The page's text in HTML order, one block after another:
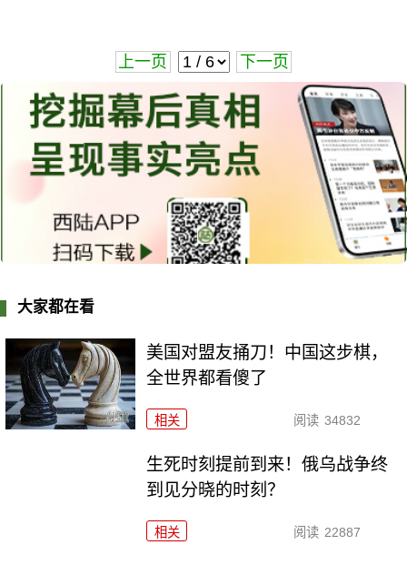
上一页 下一页
大家都在看
美国对盟友捅刀！中国这步棋，
全世界都看傻了
相关 阅读 34832
生死时刻提前到来！俄乌战争终
到见分晓的时刻？
相关 阅读 22887